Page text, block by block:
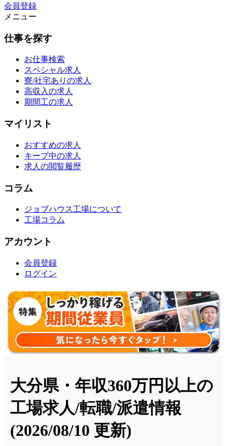
会員登録
メニュー
仕事を探す
お仕事検索
スペシャル求人
寮/社宅ありの求人
高収入の求人
期間工の求人
マイリスト
おすすめの求人
キープ中の求人
求人の閲覧履歴
コラム
ジョブハウス工場について
工場コラム
アカウント
会員登録
ログイン
大分県・年収360万円以上の
工場求人/転職/派遣情報
(2026/08/10 更新)